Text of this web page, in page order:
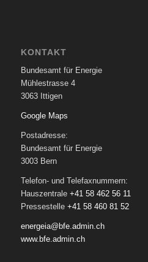
KONTAKT
Bundesamt für Energie
Mühlestrasse 4
3063 Ittigen
Google Maps
Postadresse:
Bundesamt für Energie
3003 Bern
Telefon- und Telefaxnummern:
Hauszentrale +41 58 462 56 11
Pressestelle +41 58 460 81 52
energeia@bfe.admin.ch
www.bfe.admin.ch